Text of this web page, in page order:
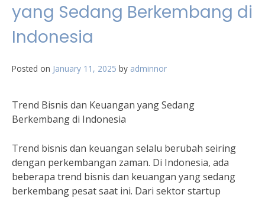
yang Sedang Berkembang di
Indonesia
Posted on January 11, 2025 by adminnor
Trend Bisnis dan Keuangan yang Sedang
Berkembang di Indonesia
Trend bisnis dan keuangan selalu berubah seiring
dengan perkembangan zaman. Di Indonesia, ada
beberapa trend bisnis dan keuangan yang sedang
berkembang pesat saat ini. Dari sektor startup